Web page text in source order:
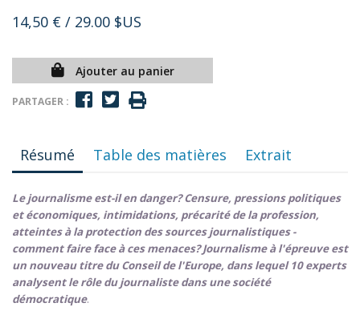
14,50 € / 29.00 $US
Ajouter au panier
PARTAGER :
Résumé Table des matières Extrait
Le journalisme est-il en danger? Censure, pressions politiques
et économiques, intimidations, précarité de la profession,
atteintes à la protection des sources journalistiques -
comment faire face à ces menaces? Journalisme à l'épreuve est
un nouveau titre du Conseil de l'Europe, dans lequel 10 experts
analysent le rôle du journaliste dans une société
démocratique.